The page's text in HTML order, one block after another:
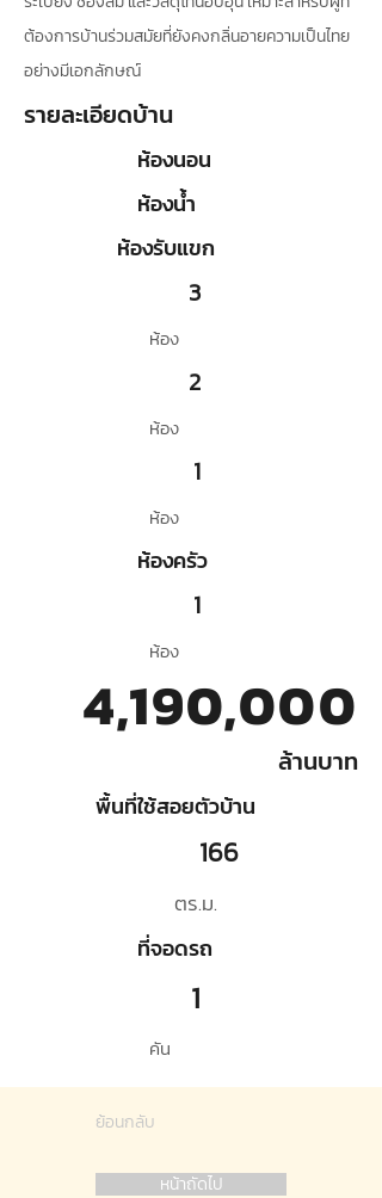
ต้องการบ้านร่วมสมัยที่ยังคงกลิ่นอายความเป็นไทย
อย่างมีเอกลักษณ์
รายละเอียดบ้าน
ห้องนอน
ห้องน้ำ
ห้องรับแขก
3
ห้อง
2
ห้อง
1
ห้อง
ห้องครัว
1
ห้อง
4,190,000
ล้านบาท
พื้นที่ใช้สอยตัวบ้าน
166
ตร.ม.
ที่จอดรถ
1
คัน
ย้อนกลับ
หน้าถัดไป